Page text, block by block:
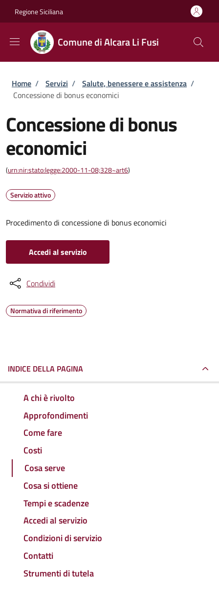
Regione Siciliana
Comune di Alcara Li Fusi
Briciole di pane
Home / Servizi / Salute, benessere e assistenza /
Concessione di bonus economici
Concessione di bonus
economici
(urn:nir:stato:legge:2000-11-08;328~art6)
Servizio attivo
Procedimento di concessione di bonus economici
Accedi al servizio
Condividi
Normativa di riferimento
INDICE DELLA PAGINA
A chi è rivolto
Approfondimenti
Come fare
Costi
Cosa serve
Cosa si ottiene
Tempi e scadenze
Accedi al servizio
Condizioni di servizio
Contatti
Strumenti di tutela